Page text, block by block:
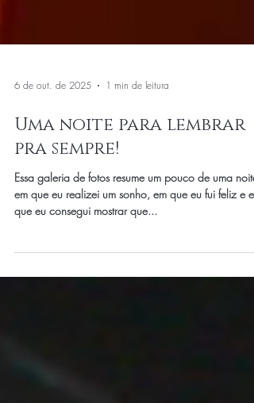
6 de out. de 2025 1 min de leitura
pra sempre!
Essa galeria de fotos resume um pouco de uma noite
que eu consegui mostrar que...